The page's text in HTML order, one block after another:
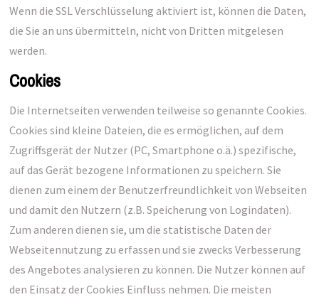
Wenn die SSL Verschlüsselung aktiviert ist, können die Daten,
die Sie an uns übermitteln, nicht von Dritten mitgelesen
werden.
Cookies
Die Internetseiten verwenden teilweise so genannte Cookies.
Cookies sind kleine Dateien, die es ermöglichen, auf dem
Zugriffsgerät der Nutzer (PC, Smartphone o.ä.) spezifische,
auf das Gerät bezogene Informationen zu speichern. Sie
dienen zum einem der Benutzerfreundlichkeit von Webseiten
und damit den Nutzern (z.B. Speicherung von Logindaten).
Zum anderen dienen sie, um die statistische Daten der
Webseitennutzung zu erfassen und sie zwecks Verbesserung
des Angebotes analysieren zu können. Die Nutzer können auf
den Einsatz der Cookies Einfluss nehmen. Die meisten